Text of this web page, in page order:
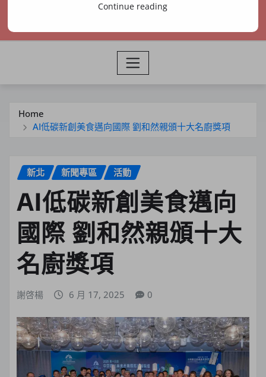
Home
AI低碳新創美食邁向國際 劉和然親頒十大名廚獎項
新北 新聞專區 活動
AI低碳新創美食邁向
國際 劉和然親頒十大
名廚獎項
謝啓楊 6 月 17, 2025 0
Continue reading